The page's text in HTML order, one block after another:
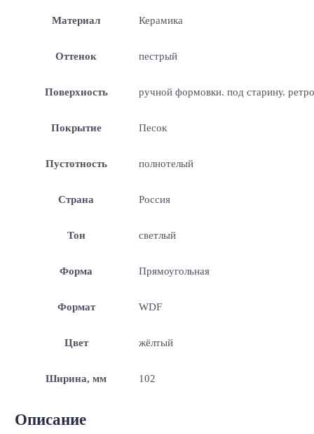
Материал Керамика
Оттенок пестрый
Поверхность ручной формовки. под старину. ретро
Покрытие Песок
Пустотность полнотелый
Страна Россия
Тон светлый
Форма Прямоугольная
Формат WDF
Цвет жёлтый
Ширина, мм 102
Описание